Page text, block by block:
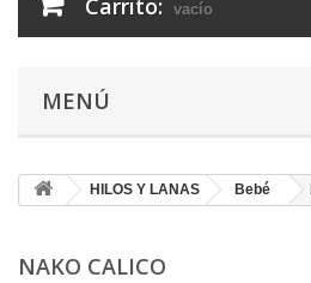
Carrito: vacío
MENÚ
HILOS Y LANAS Bebé
NAKO CALICO